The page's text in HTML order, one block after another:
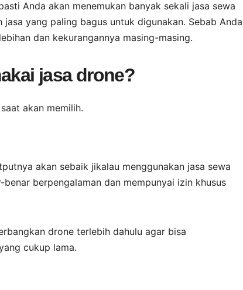
Anda akan menemukan banyak sekali jasa sewa
yang paling bagus untuk digunakan. Sebab Anda
dan kekurangannya masing-masing.
jasa drone?
akan memilih.
akan sebaik jikalau menggunakan jasa sewa
berpengalaman dan mempunyai izin khusus
drone terlebih dahulu agar bisa
cukup lama.